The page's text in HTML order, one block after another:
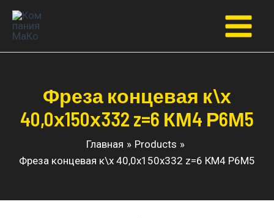
Перейти
содержимому
Main
Фреза концевая к\х
40,0х150х332 z=6 КМ4 Р6М5
Главная
Products
Фреза концевая к\х 40,0х150х332 z=6 КМ4 Р6М5